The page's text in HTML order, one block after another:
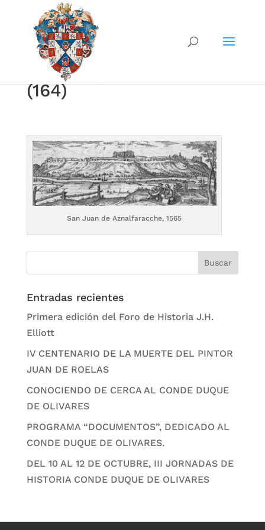
(164)
San Juan de Aznalfaracche, 1565
Entradas recientes
Primera edición del Foro de Historia J.H.
Elliott
IV CENTENARIO DE LA MUERTE DEL PINTOR
JUAN DE ROELAS
CONOCIENDO DE CERCA AL CONDE DUQUE
DE OLIVARES
PROGRAMA “DOCUMENTOS”, DEDICADO AL
CONDE DUQUE DE OLIVARES.
DEL 10 AL 12 DE OCTUBRE, III JORNADAS DE
HISTORIA CONDE DUQUE DE OLIVARES